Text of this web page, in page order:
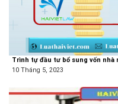
Trình tự đầu tư bổ sung vốn nhà
10 Tháng 5, 2023